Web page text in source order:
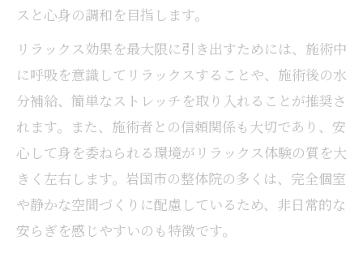
整体リラックスで不調緩和が期待できる理
整体がリラックスしたい女性に支持される
整体リラックスが心と体に与える安心感の
整体院選びで重視すべきポイントと口コミ
スと心身の調和を目指します。
リラックス効果を最大限に引き出すためには、施術中
に呼吸を意識してリラックスすることや、施術後の水
分補給、簡単なストレッチを取り入れることが推奨さ
れます。また、施術者との信頼関係も大切であり、安
心して身を委ねられる環境がリラックス体験の質を大
きく左右します。岩国市の整体院の多くは、完全個室
や静かな空間づくりに配慮しているため、非日常的な
安らぎを感じやすいのも特徴です。